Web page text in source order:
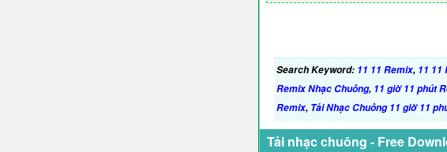
Search Keyword: 11 11 Remix, 11 11
Remix Nhạc Chuông, 11 giờ 11 phút
Remix, Tải Nhạc Chuông 11 giờ 11
Tải nhạc chuông - Free